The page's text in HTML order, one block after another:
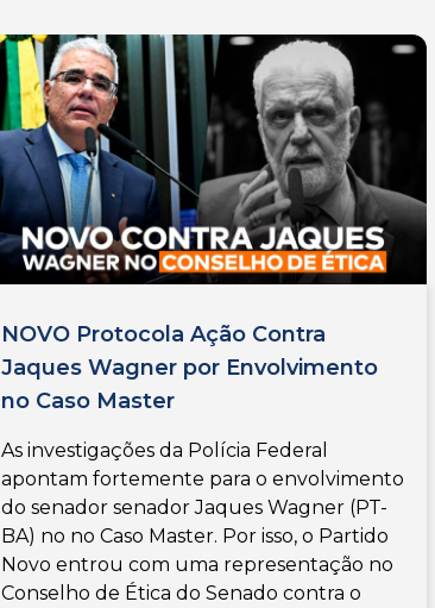
NOVO Protocola Ação Contra
Jaques Wagner por Envolvimento
no Caso Master
As investigações da Polícia Federal
apontam fortemente para o envolvimento
do senador senador Jaques Wagner (PT-
BA) no no Caso Master. Por isso, o Partido
Novo entrou com uma representação no
Conselho de Ética do Senado contra o